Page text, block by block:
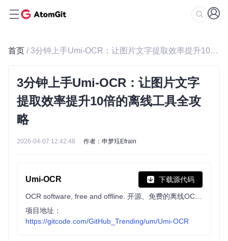
首页 / 3分钟上手Umi-OCR：让图片文字提取效率提升10倍的离线工具全攻略
3分钟上手Umi-OCR：让图片文字
提取效率提升10倍的离线工具全攻
略
2026-04-07 12:42:48 作者：申梦珏Efrain
Umi-OCR 下载源代码
项目地址：
https://gitcode.com/GitHub_Trending/um/Umi-OCR